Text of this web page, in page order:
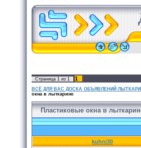
Страница 1 из 1 1
ВСЁ ДЛЯ ВАС ДОСКА ОБЪЯВЛЕНИЙ
окна в лыткарино
Пластиковые окна в
kuhni30